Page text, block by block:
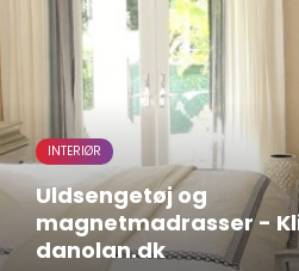
INTERIØR
Uldsengetøj og
magnetmadrasser -
danolan.dk